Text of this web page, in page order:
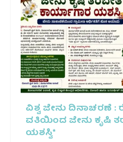
ವಿಶ್ವ ಜೇನು ದಿನಾಚರಣೆ
ವತಿಯಿಂದ ಜೇನು ಕೃಷಿ
ಯಶಸ್ವಿ*